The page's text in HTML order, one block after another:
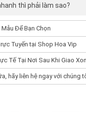
thì phải làm sao?
Mẫu Để Bạn Chọn
Tuyến tại Shop Hoa Vip
Tế Tại Nơi Sau Khi Giao
hãy liên hệ ngay với chúng